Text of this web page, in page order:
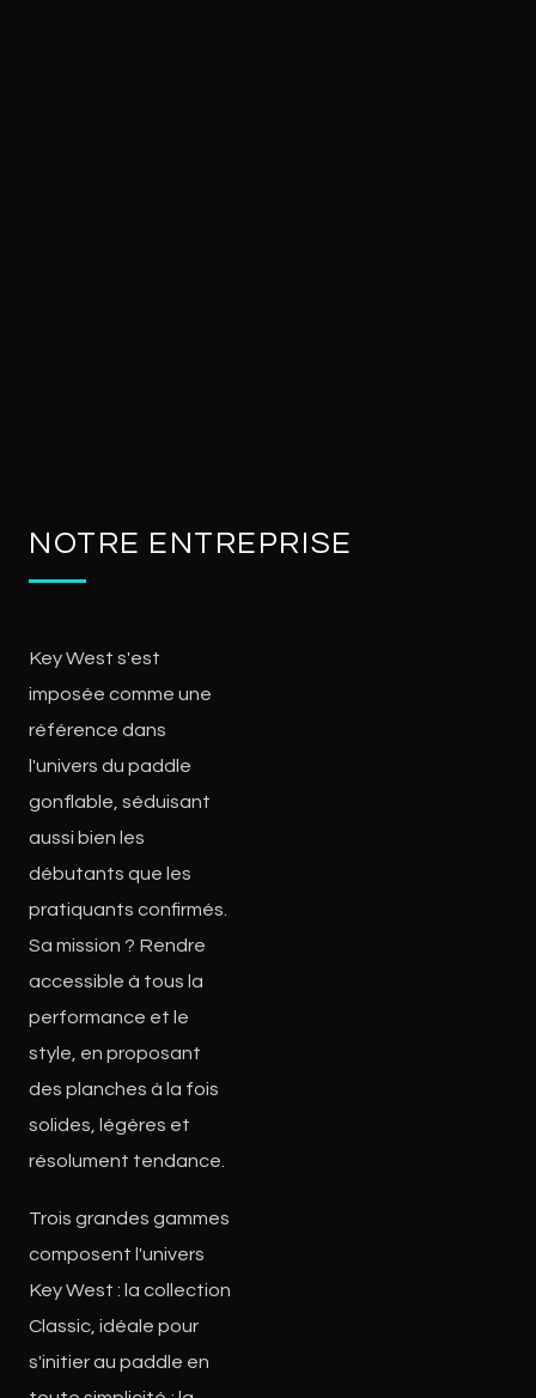
NOTRE ENTREPRISE
Key West s'est
imposée comme une
référence dans
l'univers du paddle
gonflable, séduisant
aussi bien les
débutants que les
pratiquants confirmés.
Sa mission ? Rendre
accessible à tous la
performance et le
style, en proposant
des planches à la fois
solides, légères et
résolument tendance.
Trois grandes gammes
composent l'univers
Key West : la collection
Classic, idéale pour
s'initier au paddle en